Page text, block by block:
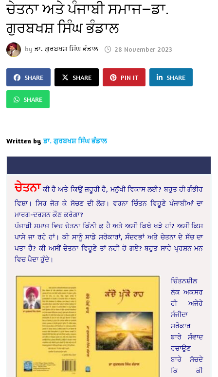
ਚੇਤਨਾ ਅਤੇ ਪੰਜਾਬੀ ਸਮਾਜ—ਡਾ.
ਗੁਰਬਖਸ਼ ਸਿੰਘ ਭੰਡਾਲ
byਡਾ. ਗੁਰਬਖਸ਼ ਸਿੰਘ ਭੰਡਾਲ 28 November 2023
SHARE SHARE PIN IT SHARE
SHARE
Written by ਡਾ. ਗੁਰਬਖਸ਼ ਸਿੰਘ ਭੰਡਾਲ
ਚੇਤਨਾ ਕੀ ਹੈ ਅਤੇ ਕਿਉਂ ਜ਼ਰੂਰੀ ਹੈ, ਮਨੁੱਖੀ ਵਿਕਾਸ ਲਈ? ਬਹੁਤ ਹੀ ਗੰਭੀਰ
ਵਿਸ਼ਾ। ਸਿਰ ਜੋੜ ਕੇ ਸੋਚਣ ਦੀ ਲੋੜ। ਵਰਨਾ ਚਿੰਤਨ ਵਿਹੂਣੇ ਪੰਜਾਬੀਆਂ ਦਾ
ਮਾਰਗ-ਦਰਸ਼ਨ ਕੌਣ ਕਰੇਗਾ?
ਪੰਜਾਬੀ ਸਮਾਜ ਵਿਚ ਚੇਤਨਾ ਕਿੰਨੀ ਕੁ ਹੈ ਅਤੇ ਅਸੀਂ ਕਿਥੇ ਖੜੇ ਹਾਂ? ਅਸੀਂ ਕਿਸ
ਪਾਸੇ ਜਾ ਰਹੇ ਹਾਂ। ਕੀ ਸਾਨੂੰ ਸਾਡੇ ਸਰੋਕਾਰਾਂ, ਸੰਦਰਭਾਂ ਅਤੇ ਚੇਤਨਾ ਦੇ ਸੱਚ ਦਾ
ਪਤਾ ਹੈ? ਕੀ ਅਸੀਂ ਚੇਤਨਾ ਵਿਹੂਣੇ ਤਾਂ ਨਹੀਂ ਹੋ ਗਏ? ਬਹੁਤ ਸਾਰੇ ਪ੍ਰਸ਼ਨ ਮਨ
ਵਿਚ ਪੈਦਾ ਹੁੰਦੇ।
ਚਿੰਤਨਸ਼ੀਲ
ਲੋਕ ਅਕਸਰ
ਹੀ ਅਜੇਹੇ
ਸੰਜੀਦਾ
ਸਰੋਕਾਰ
ਬਾਰੇ ਸੰਵਾਦ
ਰਚਾਉਣ
ਬਾਰੇ ਸੋਚਦੇ
ਕਿ ਕੀ